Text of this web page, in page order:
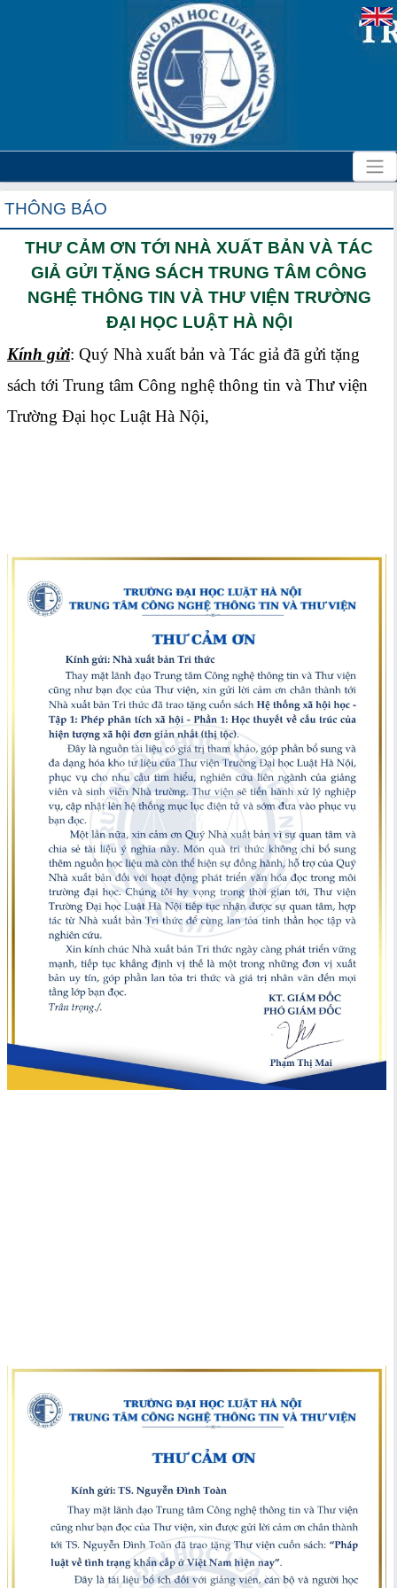
THÔNG BÁO
THƯ CẢM ƠN TỚI NHÀ XUẤT BẢN VÀ TÁC
GIẢ GỬI TẶNG SÁCH TRUNG TÂM CÔNG
NGHỆ THÔNG TIN VÀ THƯ VIỆN TRƯỜNG
ĐẠI HỌC LUẬT HÀ NỘI
Kính gửi: Quý Nhà xuất bản và Tác giả đã gửi tặng
sách tới Trung tâm Công nghệ thông tin và Thư viện
Trường Đại học Luật Hà Nội,